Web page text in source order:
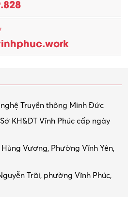
QC
máy
Truyền thông Minh Đức
KH&ĐT Vĩnh Phúc cấp ngày
Vương, Phường Vĩnh Yên,
Trãi, phường Vĩnh Phúc,